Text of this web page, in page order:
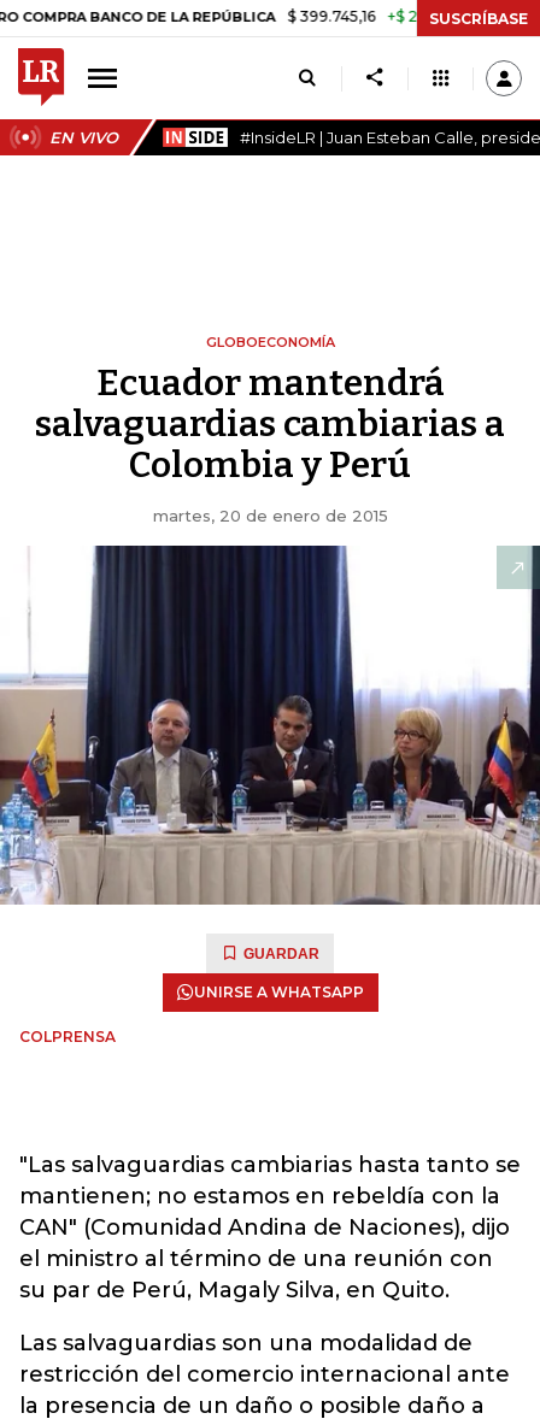
BANCO DE LA REPÚBLICA $ 399.745,16 +$ 2.295,71 +0,58%
SUSCRÍBASE
EN VIVO #InsideLR | Juan Esteban Calle,
GLOBOECONOMÍA
Ecuador mantendrá
salvaguardias cambiarias a
Colombia y Perú
martes, 20 de enero de 2015
GUARDAR
UNIRSE A WHATSAPP
COLPRENSA
"Las salvaguardias cambiarias hasta tanto se
mantienen; no estamos en rebeldía con la
CAN" (Comunidad Andina de Naciones), dijo
el ministro al término de una reunión con
su par de Perú, Magaly Silva, en Quito.
Las salvaguardias son una modalidad de
restricción del comercio internacional ante
la presencia de un daño o posible daño a